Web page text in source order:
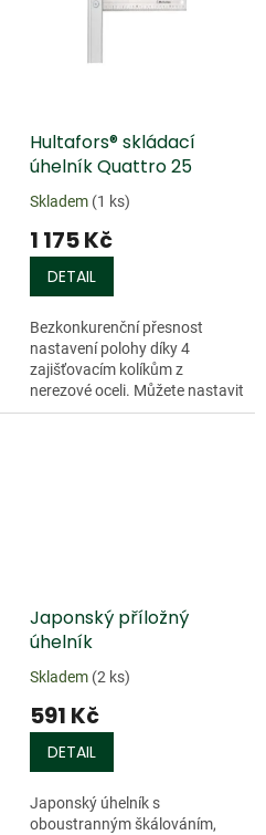
Hultafors® skládací
úhelník Quattro 25
Skladem (1 ks)
1 175 Kč
DETAIL
Bezkonkurenční přesnost
nastavení polohy díky 4
zajišťovacím kolíkům z
nerezové oceli. Můžete nastavit
3 úhly (45°, 90°, 135°) s
Japonský příložný
úhelník
Skladem (2 ks)
591 Kč
DETAIL
Japonský úhelník s
oboustranným škálováním,